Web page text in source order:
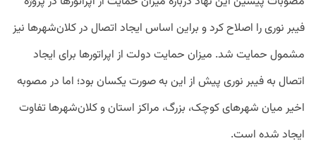
فیبر نوری را اصلاح کرد و براین اساس ایجاد اتصال در کلان‌شهرها نیز
مشمول حمایت شد. میزان حمایت دولت از اپراتورها برای ایجاد
اتصال به فیبر نوری پیش از این به صورت یکسان بود؛ اما در مصوبه
اخیر میان شهرهای کوچک، بزرگ، مراکز استان و کلان‌شهرها تفاوت
ایجاد شده است.